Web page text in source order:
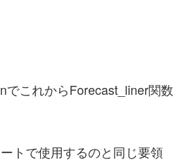
でこれからForecast_liner関数
トで使用するのと同じ要領